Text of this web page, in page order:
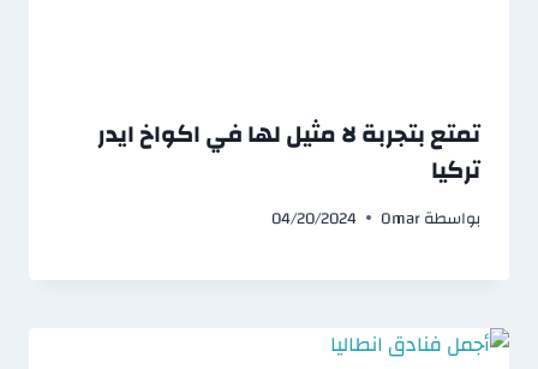
تمتع بتجربة لا مثيل لها في اكواخ ايدر
تركيا
بواسطةOmar
04/20/2024